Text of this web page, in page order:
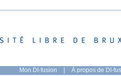
Mon DI-fusion | À propos de DI-